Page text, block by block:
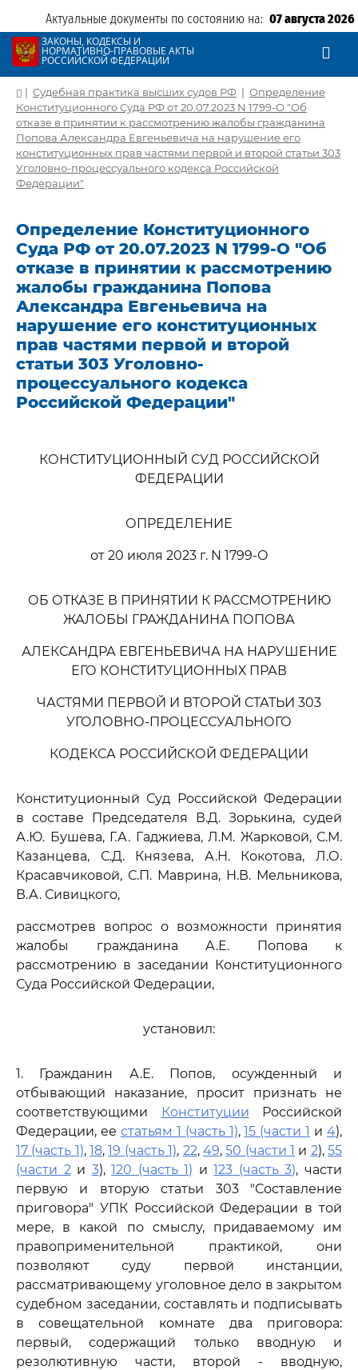
Актуальные документы по состоянию на: 07 августа 2026
ЗАКОНЫ, КОДЕКСЫ И
НОРМАТИВНО-ПРАВОВЫЕ АКТЫ
РОССИЙСКОЙ ФЕДЕРАЦИИ
| Судебная практика высших судов РФ | Определение
Конституционного Суда РФ от 20.07.2023 N 1799-О "Об
отказе в принятии к рассмотрению жалобы гражданина
Попова Александра Евгеньевича на нарушение его
конституционных прав частями первой и второй статьи 303
Уголовно-процессуального кодекса Российской
Федерации"
Определение Конституционного
Суда РФ от 20.07.2023 N 1799-О "Об
отказе в принятии к рассмотрению
жалобы гражданина Попова
Александра Евгеньевича на
нарушение его конституционных
прав частями первой и второй
статьи 303 Уголовно-
процессуального кодекса
Российской Федерации"
КОНСТИТУЦИОННЫЙ СУД РОССИЙСКОЙ
ФЕДЕРАЦИИ
ОПРЕДЕЛЕНИЕ
от 20 июля 2023 г. N 1799-О
ОБ ОТКАЗЕ В ПРИНЯТИИ К РАССМОТРЕНИЮ
ЖАЛОБЫ ГРАЖДАНИНА ПОПОВА
АЛЕКСАНДРА ЕВГЕНЬЕВИЧА НА НАРУШЕНИЕ
ЕГО КОНСТИТУЦИОННЫХ ПРАВ
ЧАСТЯМИ ПЕРВОЙ И ВТОРОЙ СТАТЬИ 303
УГОЛОВНО-ПРОЦЕССУАЛЬНОГО
КОДЕКСА РОССИЙСКОЙ ФЕДЕРАЦИИ
Конституционный Суд Российской Федерации
в составе Председателя В.Д. Зорькина, судей
А.Ю. Бушева, Г.А. Гаджиева, Л.М. Жарковой, С.М.
Казанцева, С.Д. Князева, А.Н. Кокотова, Л.О.
Красавчиковой, С.П. Маврина, Н.В. Мельникова,
В.А. Сивицкого,
рассмотрев вопрос о возможности принятия
жалобы гражданина А.Е. Попова к
рассмотрению в заседании Конституционного
Суда Российской Федерации,
установил:
1. Гражданин А.Е. Попов, осужденный и
отбывающий наказание, просит признать не
соответствующими
Конституции Российской
Федерации, ее статьям 1 (часть 1),15 (части 1 и4),
17 (часть 1),18,19 (часть 1), 22, 49,50 (части 1 и 2),55
(части 2и 3),120 (часть 1) и123 (часть 3), части
первую и вторую статьи 303 "Составление
приговора" УПК Российской Федерации в той
мере, в какой по смыслу, придаваемому им
правоприменительной практикой, они
позволяют суду первой инстанции,
рассматривающему уголовное дело в закрытом
судебном заседании, составлять и подписывать
в совещательной комнате два приговора:
первый, содержащий только вводную и
резолютивную части, второй - вводную,